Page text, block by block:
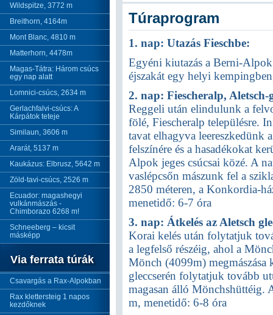
Wildspitze, 3772 m
Breithorn, 4164m
Mont Blanc, 4810 m
Matterhorn, 4478m
Magas-Tátra: Három csúcs
egy nap alatt
Lomnici-csúcs, 2634 m
Gerlachfalvi-csúcs: A
Kárpátok teteje
Similaun, 3606 m
Ararát, 5137 m
Kaukázus: Elbrusz, 5642 m
Zöld-tavi-csúcs, 2526 m
Ecuador: magashegyi
vulkánmászás -
Chimborazo 6268 m!
Schneeberg – kicsit
másképp
Via ferrata túrák
Csavargás a Rax-Alpokban
Rax klettersteig 1 napos
kezdőknek
Túraprogram
1. nap: Utazás Fieschbe:
Egyéni kiutazás a Berni-
éjszakát egy helyi
2. nap: Fiescheralp,
Reggeli után elindulunk a
fölé, Fiescheralp településre.
tavat elhagyva leereszkedünk
felszínére és a hasadékokat
Alpok jeges csúcsai közé. A
vaslépcsőn mászunk fel a
2850 méteren, a Konkordia-
menetidő: 6-7 óra
3. nap: Átkelés az Aletsch
Korai kelés után folytatjuk
a legfelső részéig, ahol a
Mönch (4099m) megmászása
gleccserén folytatjuk tovább
magasan álló Mönchshüttéig.
m, menetidő: 6-8 óra